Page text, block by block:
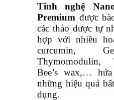
Tinh nghệ
Premium được
các thảo dược tự
hợp với nhiều
curcumin,
Thymomodulin,
Bee’s wax,…
những hiệu quả
dụng.